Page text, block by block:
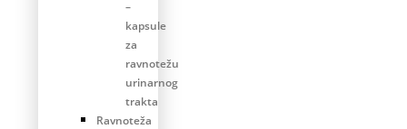
–
kapsule
za
ravnotežu
urinarnog
trakta
Ravnoteža